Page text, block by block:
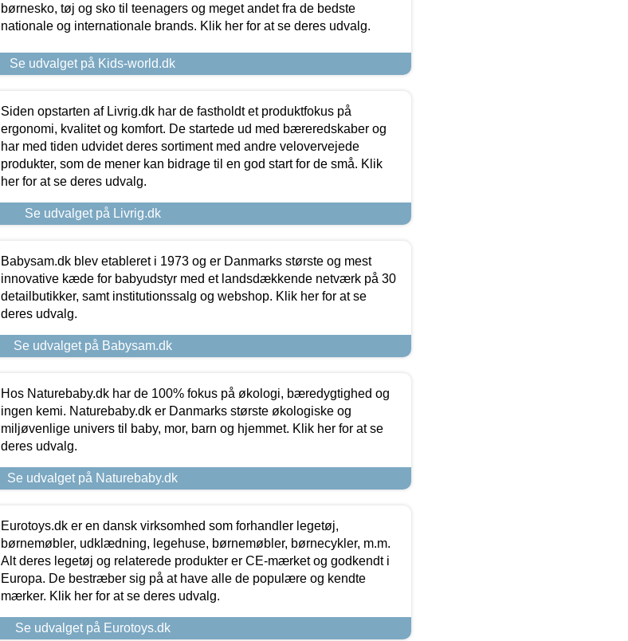
børnesko, tøj og sko til teenagers og meget andet fra de bedste
nationale og internationale brands. Klik her for at se deres udvalg.
Se udvalget på Kids-world.dk
Siden opstarten af Livrig.dk har de fastholdt et produktfokus på
ergonomi, kvalitet og komfort. De startede ud med bæreredskaber og
har med tiden udvidet deres sortiment med andre velovervejede
produkter, som de mener kan bidrage til en god start for de små. Klik
her for at se deres udvalg.
Se udvalget på Livrig.dk
Babysam.dk blev etableret i 1973 og er Danmarks største og mest
innovative kæde for babyudstyr med et landsdækkende netværk på 30
detailbutikker, samt institutionssalg og webshop. Klik her for at se
deres udvalg.
Se udvalget på Babysam.dk
Hos Naturebaby.dk har de 100% fokus på økologi, bæredygtighed og
ingen kemi. Naturebaby.dk er Danmarks største økologiske og
miljøvenlige univers til baby, mor, barn og hjemmet. Klik her for at se
deres udvalg.
Se udvalget på Naturebaby.dk
Eurotoys.dk er en dansk virksomhed som forhandler legetøj,
børnemøbler, udklædning, legehuse, børnemøbler, børnecykler, m.m.
Alt deres legetøj og relaterede produkter er CE-mærket og godkendt i
Europa. De bestræber sig på at have alle de populære og kendte
mærker. Klik her for at se deres udvalg.
Se udvalget på Eurotoys.dk